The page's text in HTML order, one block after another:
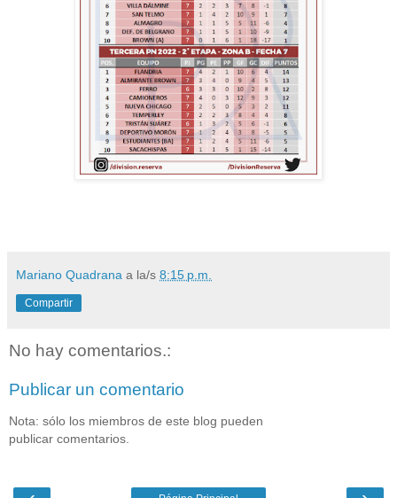
Mariano Quadrana a la/s 8:15 p.m.
Compartir
No hay comentarios.:
Publicar un comentario
Nota: sólo los miembros de este blog pueden
publicar comentarios.